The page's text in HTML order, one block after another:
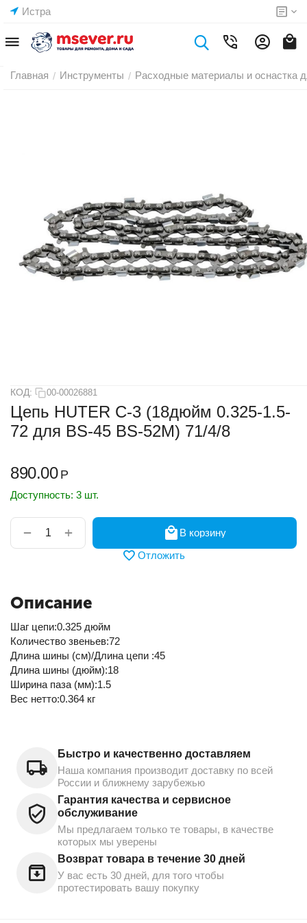
Истра
Главная / Инструменты / Расходные материалы и оснастка
КОД: 00-00026881
Цепь HUTER C-3 (18дюйм 0.325-1.5-
72 для BS-45 BS-52M) 71/4/8
890.00 Р
Доступность: 3 шт.
+
−
В корзину
Отложить
Описание
Шаг цепи:0.325 дюйм
Количество звеньев:72
Длина шины (см)/Длина цепи :45
Длина шины (дюйм):18
Ширина паза (мм):1.5
Вес нетто:0.364 кг
Быстро и качественно доставляем
Наша компания производит доставку по всей
России и ближнему зарубежью
Гарантия качества и сервисное
обслуживание
Мы предлагаем только те товары, в качестве
которых мы уверены
Возврат товара в течение 30 дней
У вас есть 30 дней, для того чтобы
протестировать вашу покупку